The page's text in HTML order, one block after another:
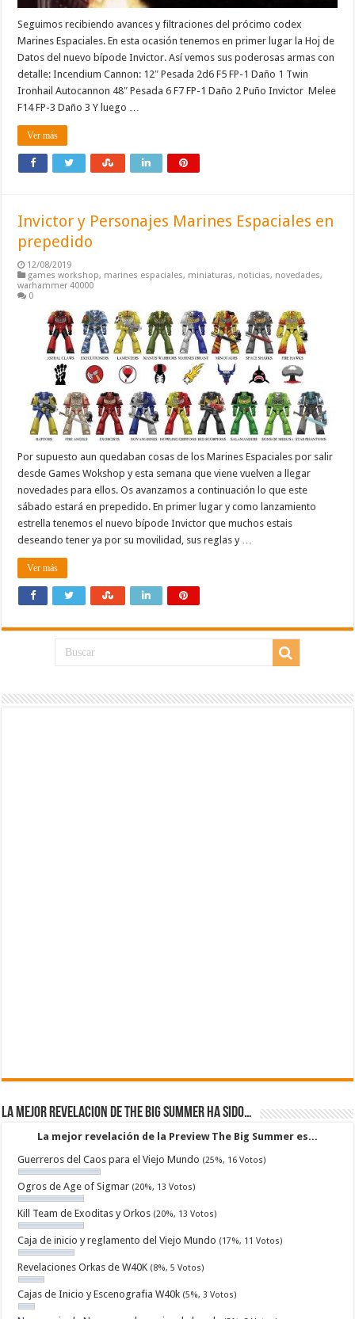
Seguimos recibiendo avances y filtraciones del prócimo codex
Marines Espaciales. En esta ocasión tenemos en primer lugar la Hoj de
Datos del nuevo bípode Invictor. Así vemos sus poderosas armas con
detalle: Incendium Cannon: 12″ Pesada 2d6 F5 FP-1 Daño 1 Twin
Ironhail Autocannon 48″ Pesada 6 F7 FP-1 Daño 2 Puño Invictor Melee
F14 FP-3 Daño 3 Y luego …
Ver más
Invictor y Personajes Marines Espaciales en
prepedido
12/08/2019
games workshop, marines espaciales, miniaturas, noticias, novedades,
warhammer 40000
0
Por supuesto aun quedaban cosas de los Marines Espaciales por salir
desde Games Wokshop y esta semana que viene vuelven a llegar
novedades para ellos. Os avanzamos a continuación lo que este
sábado estará en prepedido. En primer lugar y como lanzamiento
estrella tenemos el nuevo bípode Invictor que muchos estais
deseando tener ya por su movilidad, sus reglas y …
Ver más
La mejor revelacion de The Big Summer ha sido…
La mejor revelación de la Preview The Big Summer es...
Guerreros del Caos para el Viejo Mundo (25%, 16 Votos)
Ogros de Age of Sigmar (20%, 13 Votos)
Kill Team de Exoditas y Orkos (20%, 13 Votos)
Caja de inicio y reglamento del Viejo Mundo (17%, 11 Votos)
Revelaciones Orkas de W40K (8%, 5 Votos)
Cajas de Inicio y Escenografia W40k (5%, 3 Votos)